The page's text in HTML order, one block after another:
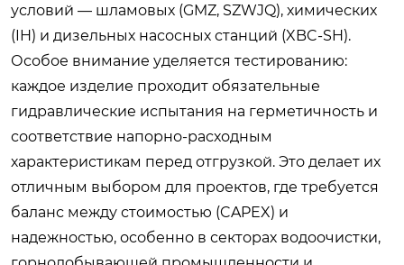
условий — шламовых (GMZ, SZWJQ), химических
(IH) и дизельных насосных станций (XBC-SH).
Особое внимание уделяется тестированию:
каждое изделие проходит обязательные
гидравлические испытания на герметичность и
соответствие напорно-расходным
характеристикам перед отгрузкой. Это делает их
отличным выбором для проектов, где требуется
баланс между стоимостью (CAPEX) и
надежностью, особенно в секторах водоочистки,